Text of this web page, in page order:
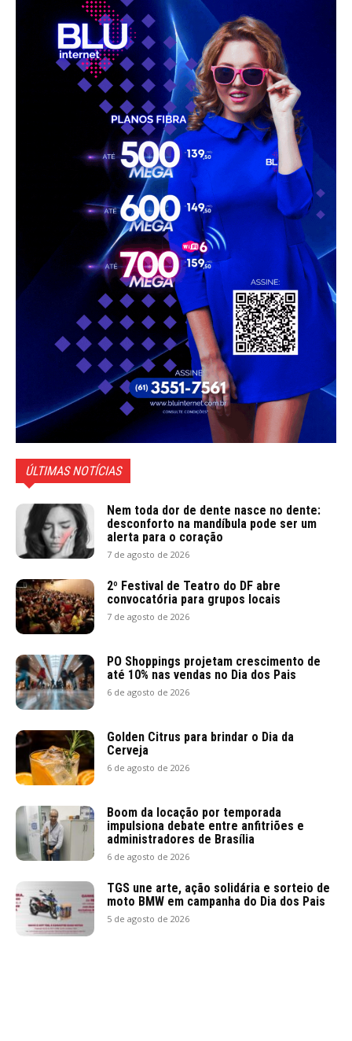
ÚLTIMAS NOTÍCIAS
Nem toda dor de dente nasce no dente:
desconforto na mandíbula pode ser um
alerta para o coração
7 de agosto de 2026
2º Festival de Teatro do DF abre
convocatória para grupos locais
7 de agosto de 2026
PO Shoppings projetam crescimento de
até 10% nas vendas no Dia dos Pais
6 de agosto de 2026
Golden Citrus para brindar o Dia da
Cerveja
6 de agosto de 2026
Boom da locação por temporada
impulsiona debate entre anfitriões e
administradores de Brasília
6 de agosto de 2026
TGS une arte, ação solidária e sorteio de
moto BMW em campanha do Dia dos Pais
5 de agosto de 2026